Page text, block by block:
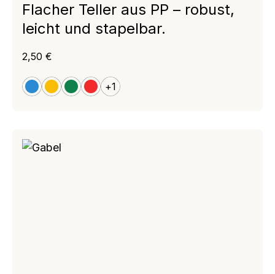
Flacher Teller aus PP – robust,
leicht und stapelbar.
blaugelbgrünrot
+1
Regulärer Preis:
2,50 €